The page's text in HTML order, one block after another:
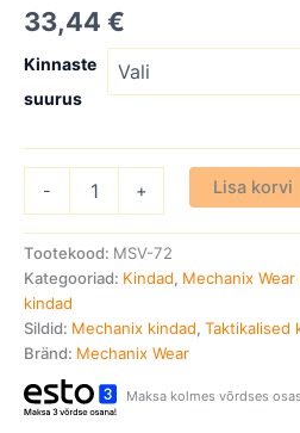
33,44 €
Kinnaste
suurus
- + Lisa korvi
Tootekood: MSV-72
Kategooriad: Kindad, Mechanix Wear
kindad
Sildid: Mechanix kindad, Taktikalised
Bränd: Mechanix Wear
Maksa kolmes võrdses